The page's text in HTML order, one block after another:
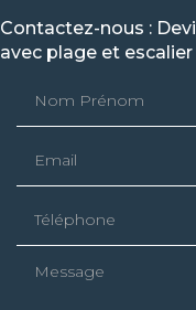
Contactez-nous :
avec plage et
Message